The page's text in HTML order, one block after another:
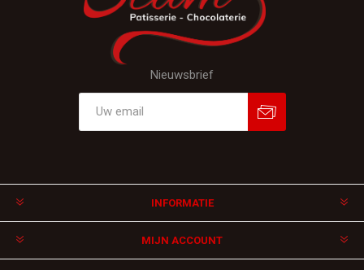
Nieuwsbrief
INFORMATIE
MIJN ACCOUNT